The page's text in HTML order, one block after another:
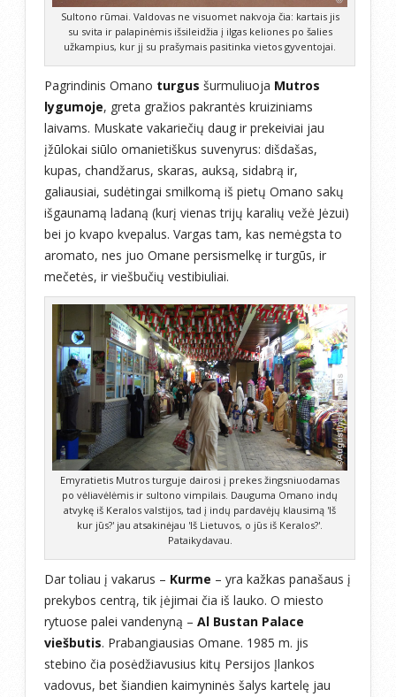
Sultono rūmai. Valdovas ne visuomet nakvoja čia: kartais jis
su svita ir palapinėmis išsileidžia į ilgas keliones po šalies
užkampius, kur jį su prašymais pasitinka vietos gyventojai.
Pagrindinis Omano turgus šurmuliuoja Mutros
lygumoje, greta gražios pakrantės kruiziniams
laivams. Muskate vakariečių daug ir prekeiviai jau
įžūlokai siūlo omanietiškus suvenyrus: dišdašas,
kupas, chandžarus, skaras, auksą, sidabrą ir,
galiausiai, sudėtingai smilkomą iš pietų Omano sakų
išgaunamą ladaną (kurį vienas trijų karalių vežė Jėzui)
bei jo kvapo kvepalus. Vargas tam, kas nemėgsta to
aromato, nes juo Omane persismelkę ir turgūs, ir
mečetės, ir viešbučių vestibiuliai.
Emyratietis Mutros turguje dairosi į prekes žingsniuodamas
po vėliavėlėmis ir sultono vimpilais. Dauguma Omano indų
atvykę iš Keralos valstijos, tad į indų pardavėjų klausimą 'Iš
kur jūs?' jau atsakinėjau 'Iš Lietuvos, o jūs iš Keralos?'.
Pataikydavau.
Dar toliau į vakarus – Kurme – yra kažkas panašaus į
prekybos centrą, tik įėjimai čia iš lauko. O miesto
rytuose palei vandenyną – Al Bustan Palace
viešbutis. Prabangiausias Omane. 1985 m. jis
stebino čia posėdžiavusius kitų Persijos Įlankos
vadovus, bet šiandien kaimyninės šalys kartelę jau